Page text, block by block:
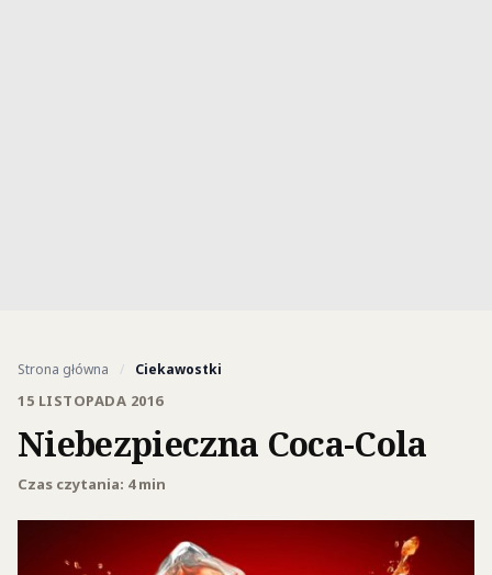
Strona główna / Ciekawostki
15 LISTOPADA 2016
Niebezpieczna Coca-Cola
Czas czytania: 4 min